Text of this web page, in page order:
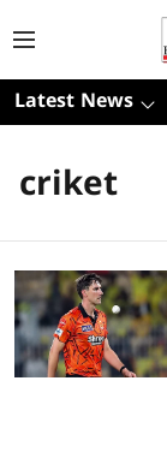
Latest News
criket